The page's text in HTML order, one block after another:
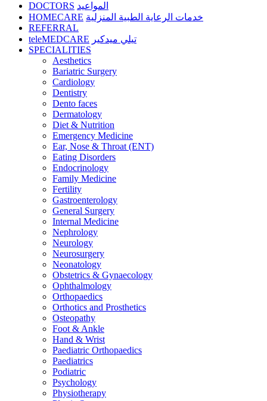
DOCTORS المواعيد
HOMECARE خدمات الرعاية الطبية المنزلية
REFERRAL
teleMEDCARE تيلي ميدكير
SPECIALITIES
Aesthetics
Bariatric Surgery
Cardiology
Dentistry
Dento faces
Dermatology
Diet & Nutrition
Emergency Medicine
Ear, Nose & Throat (ENT)
Eating Disorders
Endocrinology
Family Medicine
Fertility
Gastroenterology
General Surgery
Internal Medicine
Nephrology
Neurology
Neurosurgery
Neonatology
Obstetrics & Gynaecology
Ophthalmology
Orthopaedics
Orthotics and Prosthetics
Osteopathy
Foot & Ankle
Hand & Wrist
Paediatric Orthopaedics
Paediatrics
Podiatric
Psychology
Physiotherapy